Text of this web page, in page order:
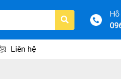
Liên hệ